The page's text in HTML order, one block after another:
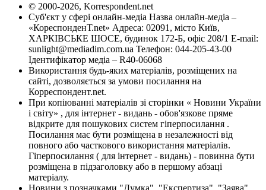
© 2000-2026, Korrespondent.net
Суб'єкт у сфері онлайн-медіа Назва онлайн-медіа –
«КореспонденТ.net» Адреса: 02091, місто Київ,
ХАРКІВСЬКЕ ШОСЕ, будинок 172-Б, офіс 208/1 E-mail:
sunlight@mediadim.com.ua Телефон: 044-205-43-00
Ідентифікатор медіа – R40-06068
Використання будь-яких матеріалів, розміщених на
сайті, дозволяється за умови посилання на
Корреспондент.net.
При копіюванні матеріалів зі сторінки « Новини України
і світу» , для інтернет - видань - обов'язкове пряме
відкрите для пошукових систем гіперпосилання .
Посилання має бути розміщена в незалежності від
повного або часткового використання матеріалів.
Гіперпосилання ( для інтернет - видань) - повинна бути
розміщена в підзаголовку або в першому абзаці
матеріалу.
Новини з позначками "Думка", "Експертиза", "Заява",